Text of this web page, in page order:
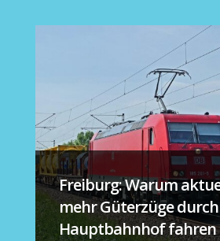
Freiburg: Warum
mehr Güterzüge
Hauptbahnhof fahren